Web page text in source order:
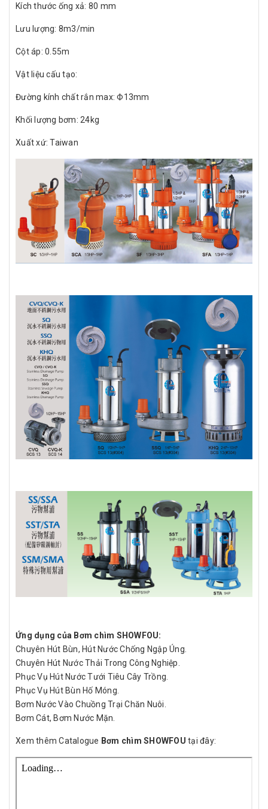
Kích thước ống xả: 80 mm
Lưu lượng: 8m3/min
Cột áp: 0.55m
Vật liệu cấu tạo:
Đường kính chất rắn max: Ф13mm
Khối lượng bơm: 24kg
Xuất xứ: Taiwan
Ứng dụng của Bơm chìm SHOWFOU:
Chuyên Hút Bùn, Hút Nước Chống Ngập Úng.
Chuyên Hút Nước Thải Trong Công Nghiệp.
Phục Vụ Hút Nước Tưới Tiêu Cây Trồng.
Phục Vụ Hút Bùn Hố Móng.
Bơm Nước Vào Chuồng Trại Chăn Nuôi.
Bơm Cát, Bơm Nước Mặn.
Xem thêm Catalogue Bơm chìm SHOWFOU tại đây: